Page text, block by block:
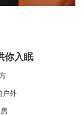
你入眠
户外